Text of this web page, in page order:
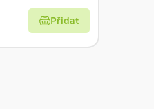
Přidat